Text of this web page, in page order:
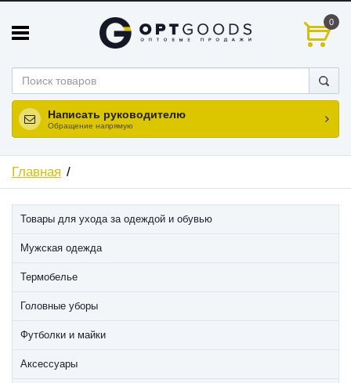
0
Написать руководителю
Обращение напрямую
Главная
Товары для ухода за одеждой и обувью
Мужская одежда
Термобелье
Головные уборы
Футболки и майки
Аксессуары